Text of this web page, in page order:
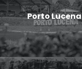
Porto Lucena